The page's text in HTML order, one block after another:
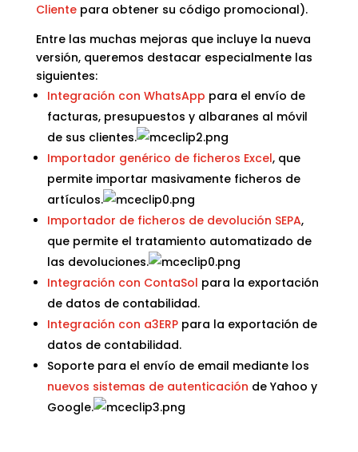
Clientepara obtener su código promocional).
Entre las muchas mejoras que incluye la nueva
versión, queremos destacar especialmente las
siguientes:
Integración con WhatsApp para el envío de
facturas, presupuestos y albaranes al móvil
de sus clientes.
Importador genérico de ficheros Excel, que
permite importar masivamente ficheros de
artículos.
Importador de ficheros de devolución SEPA,
que permite el tratamiento automatizado de
las devoluciones.
Integración con ContaSol para la exportación
de datos de contabilidad.
Integración con a3ERPpara la exportación de
datos de contabilidad.
Soporte para el envío de email mediante los
nuevos sistemas de autenticación de Yahoo y
Google.